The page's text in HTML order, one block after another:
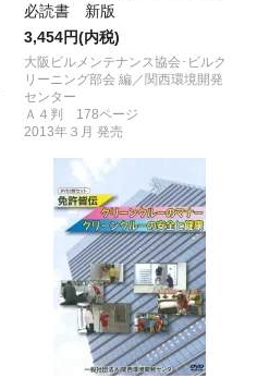
必読書 新版
3,454円(内税)
大阪ビルメンテナンス協会･ビルク
リーニング部会 編／関西環境開発
センター
Ａ４判 178ページ
2013年３月 発売